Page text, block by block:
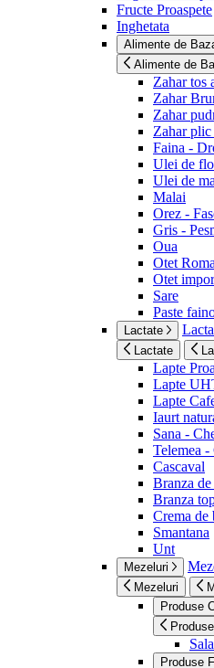
Fructe Proaspete
Inghetata
Alimente de
Alimente de
Zahar tos
Zahar
Zahar
Zahar
Faina -
Ulei de
Ulei de
Malai
Orez -
Gris -
Oua
Otet
Otet
Sare
Paste
Lactate
Lactate
Lapte
Lapte
Lapte
Iaurt
Sana -
Telemea -
Cascaval
Branza
Branza
Crema de
Smantana
Unt
Mezeluri
Mezeluri
Produse
Produse